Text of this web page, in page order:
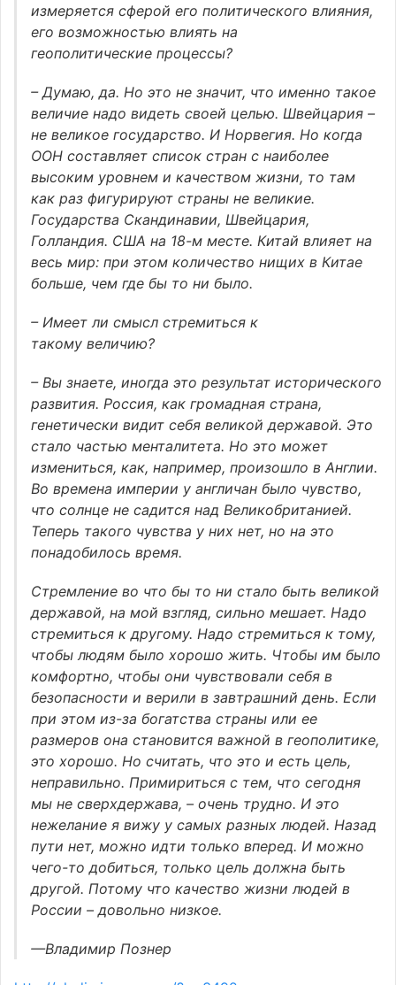
измеряется сферой его политического влияния,
его возможностью влиять на
геополитические процессы?
– Думаю, да. Но это не значит, что именно такое
величие надо видеть своей целью. Швейцария –
не великое государство. И Норвегия. Но когда
ООН составляет список стран с наиболее
высоким уровнем и качеством жизни, то там
как раз фигурируют страны не великие.
Государства Скандинавии, Швейцария,
Голландия. США на 18-м месте. Китай влияет на
весь мир: при этом количество нищих в Китае
больше, чем где бы то ни было.
– Имеет ли смысл стремиться к
такому величию?
– Вы знаете, иногда это результат исторического
развития. Россия, как громадная страна,
генетически видит себя великой державой. Это
стало частью менталитета. Но это может
измениться, как, например, произошло в Англии.
Во времена империи у англичан было чувство,
что солнце не садится над Великобританией.
Теперь такого чувства у них нет, но на это
понадобилось время.
Стремление во что бы то ни стало быть великой
державой, на мой взгляд, сильно мешает. Надо
стремиться к другому. Надо стремиться к тому,
чтобы людям было хорошо жить. Чтобы им было
комфортно, чтобы они чувствовали себя в
безопасности и верили в завтрашний день. Если
при этом из-за богатства страны или ее
размеров она становится важной в геополитике,
это хорошо. Но считать, что это и есть цель,
неправильно. Примириться с тем, что сегодня
мы не сверхдержава, – очень трудно. И это
нежелание я вижу у самых разных людей. Назад
пути нет, можно идти только вперед. И можно
чего-то добиться, только цель должна быть
другой. Потому что качество жизни людей в
России – довольно низкое.
—Владимир Познер